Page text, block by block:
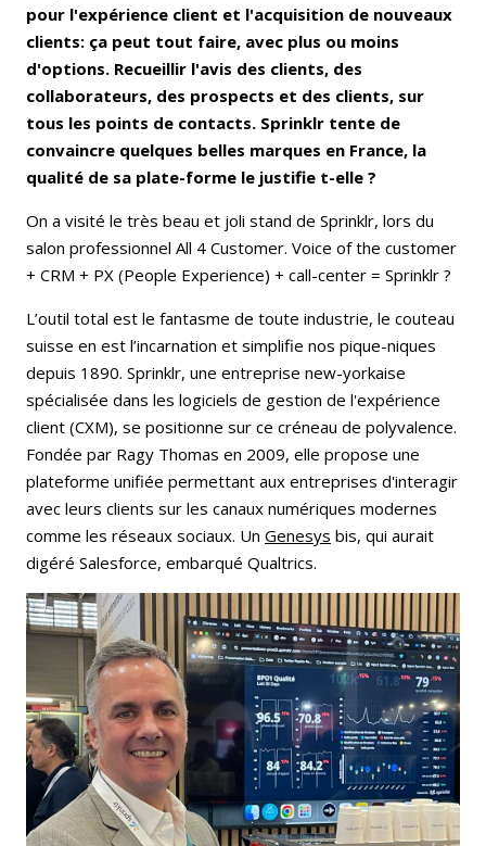
pour l'expérience client et l'acquisition de nouveaux
clients: ça peut tout faire, avec plus ou moins
d'options. Recueillir l'avis des clients, des
collaborateurs, des prospects et des clients, sur
tous les points de contacts. Sprinklr tente de
convaincre quelques belles marques en France, la
qualité de sa plate-forme le justifie t-elle ?
On a visité le très beau et joli stand de Sprinklr, lors du
salon professionnel All 4 Customer. Voice of the customer
+ CRM + PX (People Experience) + call-center = Sprinklr ?
L’outil total est le fantasme de toute industrie, le couteau
suisse en est l’incarnation et simplifie nos pique-niques
depuis 1890. Sprinklr, une entreprise new-yorkaise
spécialisée dans les logiciels de gestion de l'expérience
client (CXM), se positionne sur ce créneau de polyvalence.
Fondée par Ragy Thomas en 2009, elle propose une
plateforme unifiée permettant aux entreprises d'interagir
avec leurs clients sur les canaux numériques modernes
comme les réseaux sociaux. Un Genesys bis, qui aurait
digéré Salesforce, embarqué Qualtrics.